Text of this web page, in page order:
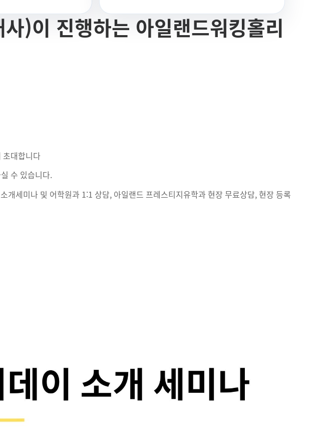
)이 진행하는 아일랜드워킹홀리
초대합니다
수 있습니다.
세미나 및 어학원과 1:1 상담, 아일랜드 프레스티지유학과 현장 무료상담, 현장 등록